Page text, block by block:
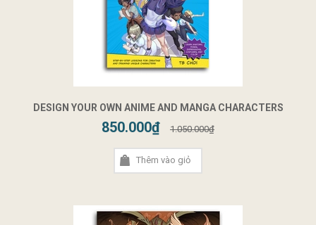
DESIGN YOUR OWN ANIME AND MANGA CHARACTERS
850.000₫ 1.050.000₫
Thêm vào giỏ